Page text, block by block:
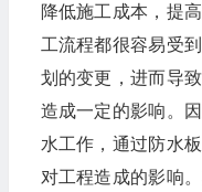
降低施工成本，提
工流程都很容易受
划的变更，进而导
造成一定的影响。
水工作，通过防水
对工程造成的影响